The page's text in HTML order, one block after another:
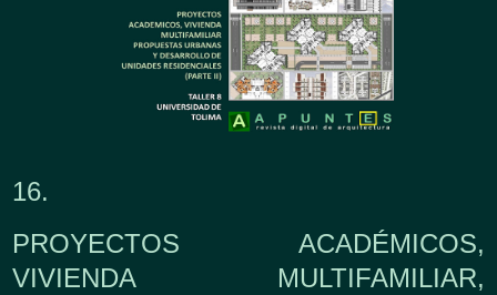
16.
PROYECTOS ACADÉMICOS,
VIVIENDA MULTIFAMILIAR,